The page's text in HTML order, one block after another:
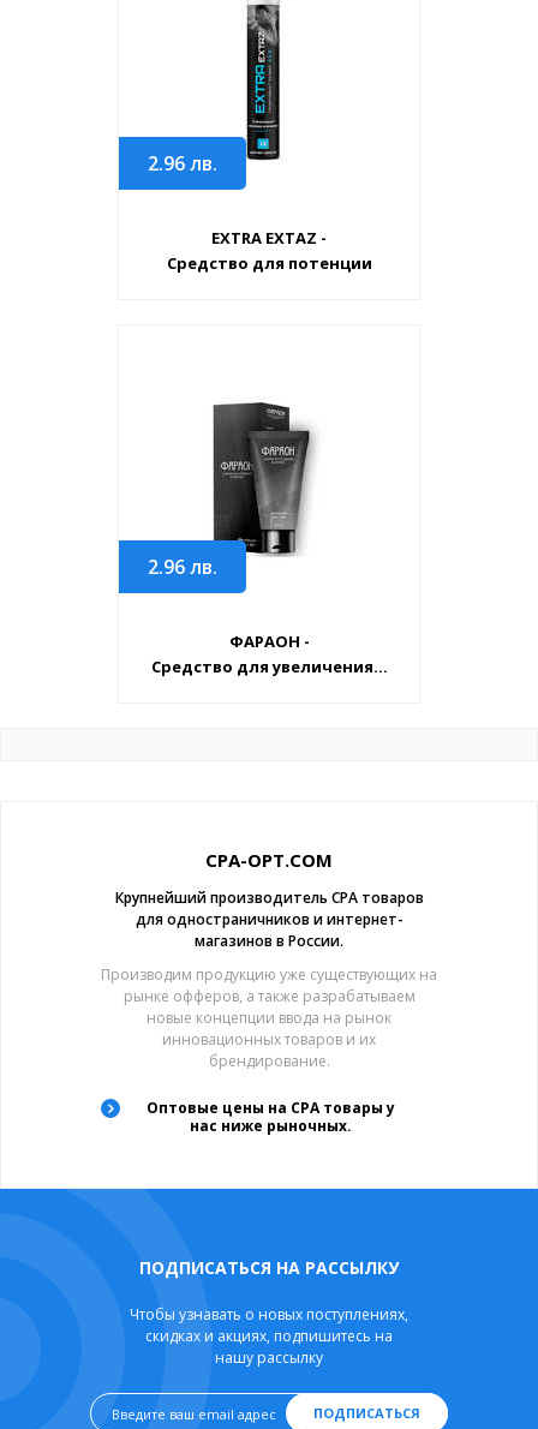
2.96лв.
EXTRA EXTAZ -
Средство для потенции
2.96лв.
ФАРАОН -
Средство для увеличения...
CPA-OPT.COM
Крупнейший производитель CPA товаров
для одностраничников и интернет-
магазинов в России.
Производим продукцию уже существующих на
рынке офферов, а также разрабатываем
новые концепции ввода на рынок
инновационных товаров и их
брендирование.
Оптовые цены на CPA товары у
нас ниже рыночных.
ПОДПИСАТЬСЯ НА РАССЫЛКУ
Чтобы узнавать о новых поступлениях,
скидках и акциях, подпишитесь на
нашу рассылку
ПОДПИСАТЬСЯ